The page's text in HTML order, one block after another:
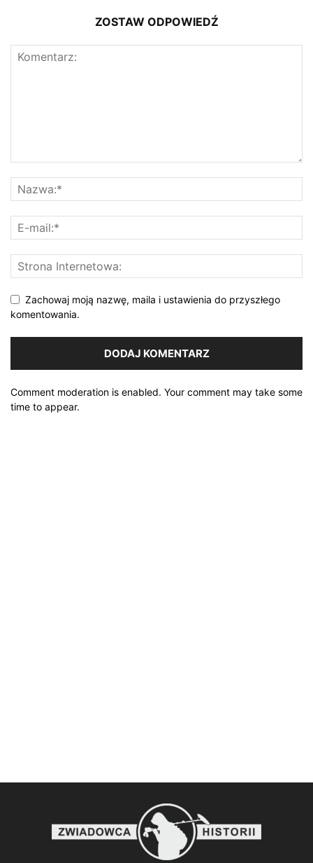
ZOSTAW ODPOWIEDŹ
Zachowaj moją nazwę, maila i ustawienia do przyszłego
komentowania.
Comment moderation is enabled. Your comment may take some
time to appear.